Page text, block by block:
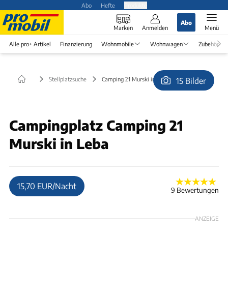
Abo Hefte
Marken Anmelden
Abo
Menü
Alle pro+ Artikel Finanzierung Wohnmobile Wohnwagen Zubehör
Stellplatzsuche Camping 21 Murski in Leba 15 Bilder
Campingplatz Camping 21
Murski in Leba
15,70 EUR/Nacht 9 Bewertungen
ANZEIGE